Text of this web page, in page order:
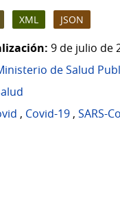
XML JSON
9 de julio de
de Salud
, Covid-19, SARS-